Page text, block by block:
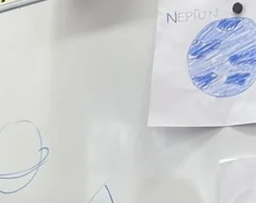
školního rozhlasu. Ptáte se proč? 21. 3. je
Světový den Downova syndromu (a z něho
nic společného s 1. jarním dnem. Bylo
proto, že Downův syndrom je způsoben
ztrojením 21. chromozomu, což způsobuje
průměrně 50 dětí. "Downíky" poznáme na první
pohled, jsou jiní než všichni ostatní.